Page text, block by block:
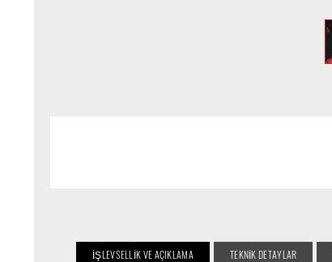
İŞLEVSELLIK VE AÇIKLAMA TEKNIK DETAYLAR